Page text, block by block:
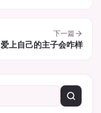
下一篇
爱上自己的主子会咋样